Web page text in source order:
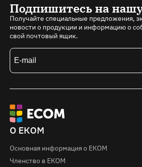
Подпишитесь на
Получайте специальные предложения,
новости о продукции и информацию о
свой почтовый ящик.
О ЕКОМ
Основная информация о EКOM
Членство в ЕКОМ